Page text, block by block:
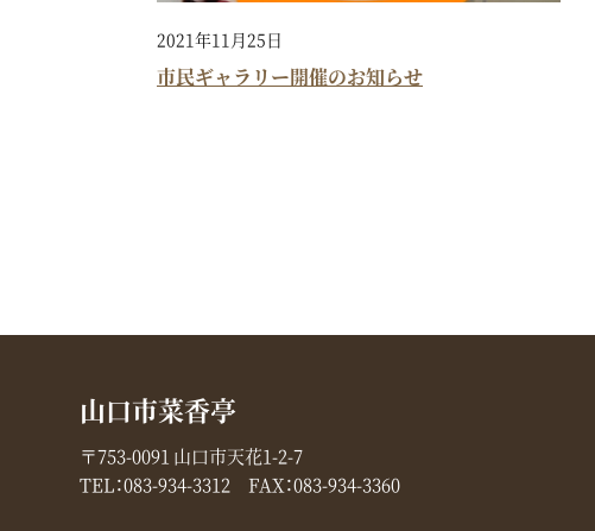
2021年11月25日
市民ギャラリー開催のお知らせ
山口市菜香亭
〒753-0091 山口市天花1-2-7
TEL：083-934-3312 FAX：083-934-3360